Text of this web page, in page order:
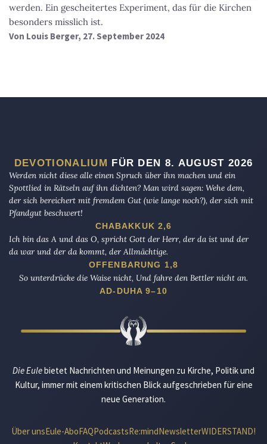
werden. Ein gescheitertes Experiment, das für die Kirchen
besonders misslich ist.
Von Louis Berger, 27. September 2024
DEVOTIONALIUM FÜR DEN 8. AUGUST 2026
Werden nicht diese alle einen Spruch über ihn machen und ein
Spottlied in Rätseln auf ihn dichten? Man wird sagen: Wehe dem,
der sich bereichert mit fremdem Gut (wie lange noch?), der sich mit
Pfandgut beschwert!
CHABAKKUK 2,6
Ich bin das A und das O, spricht Gott der Herr, der da ist und der
da war und der da kommt, der Allmächtige.
OFFENBARUNG 1,8
So unterdrücke die Waise nicht, Und fahre den Bettler nicht an.
AD-DUHA 9–10
Die Eulebietet Nachrichten und Meinungen zu Kirche, Politik und
Kultur, immer mit einem kritischen Blick aufgeschrieben für eine
neue Generation.
Über unsEule-AboFAQPodcastsRe:mindNewsletterWIDERSTAND!